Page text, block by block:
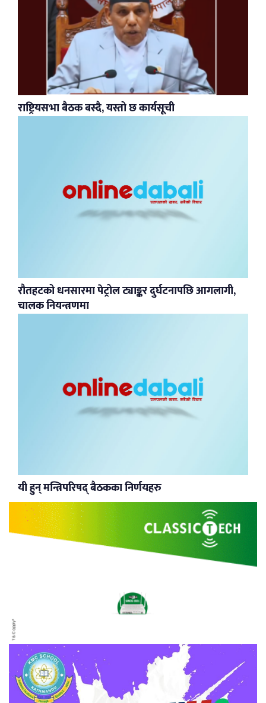
राष्ट्रियसभा बैठक बस्दै, यस्तो छ कार्यसूची
रौतहटको धनसारमा पेट्रोल ट्याङ्कर दुर्घटनापछि आगलागी,
चालक नियन्त्रणमा
यी हुन् मन्त्रिपरिषद् बैठकका निर्णयहरु